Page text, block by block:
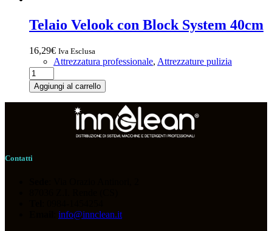
Telaio Velook con Block System 40cm
16,29€ Iva Esclusa
Attrezzatura professionale, Attrezzature pulizia
Telaio
Velook
con
Block
Aggiungi al carrello
Contatti
info@innclean.it